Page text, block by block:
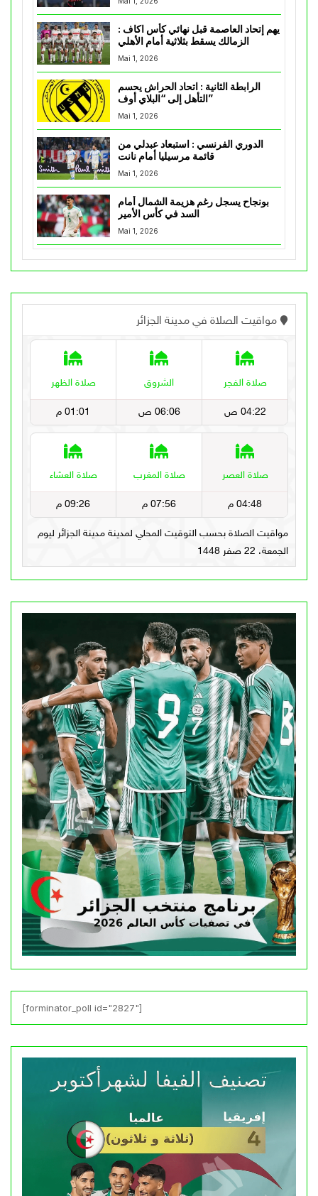
يهم إتحاد العاصمة قبل نهائي كأس اكاف :
Mai 1, 2026
الرابطة الثانية : اتحاد الحراش يحسم
التأهل إلى “البلاي أوف”
Mai 1, 2026
الدوري الفرنسي : استبعاد عبدلي من
قائمة مرسيليا أمام نانت
Mai 1, 2026
بونجاح يسجل رغم هزيمة الشمال أمام
السد في كأس الأمير
Mai 1, 2026
[forminator_poll id="2827"]